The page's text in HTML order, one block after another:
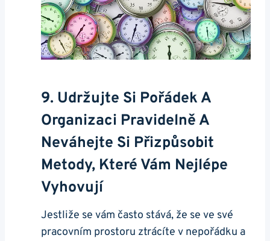
9. Udržujte Si Pořádek A
Organizaci Pravidelně A
Neváhejte Si Přizpůsobit
Metody, Které Vám Nejlépe
Vyhovují
Jestliže se vám často stává, že se ve své
pracovním prostoru ztrácíte v nepořádku a